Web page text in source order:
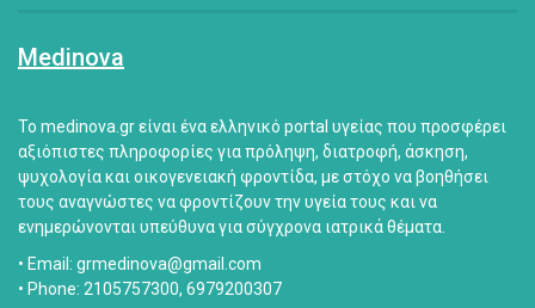
Medinova
Το medinova.gr είναι ένα ελληνικό portal υγείας που προσφέρει
αξιόπιστες πληροφορίες για πρόληψη, διατροφή, άσκηση,
ψυχολογία και οικογενειακή φροντίδα, με στόχο να βοηθήσει
τους αναγνώστες να φροντίζουν την υγεία τους και να
ενημερώνονται υπεύθυνα για σύγχρονα ιατρικά θέματα.
• Email: grmedinova@gmail.com
• Phone: 2105757300, 6979200307